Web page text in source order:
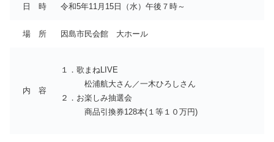
日 時 令和5年11月15日（水）午後７時～
場 所 因島市民会館 大ホール
内 容
１．歌まねLIVE
松浦航大さん／一木ひろしさん
２．お楽しみ抽選会
商品引換券128本(１等１０万円)